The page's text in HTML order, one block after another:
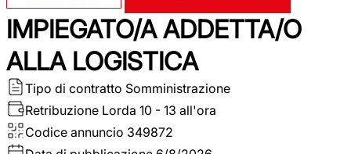
IMPIEGATO/A ADDETTA/O
ALLA LOGISTICA
Tipo di contratto Somministrazione
Retribuzione Lorda 10 - 13 all'ora
Codice annuncio 349872